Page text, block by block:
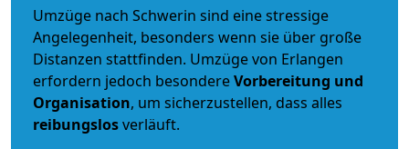
Umzüge nach Schwerin sind eine stressige
Angelegenheit, besonders wenn sie über große
Distanzen stattfinden. Umzüge von Erlangen
erfordern jedoch besondereVorbereitung und
Organisation, um sicherzustellen, dass alles
reibungslosverläuft.